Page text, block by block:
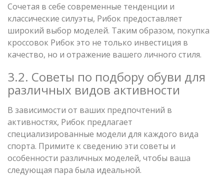
Сочетая в себе современные тенденции и
классические силуэты, Рибок предоставляет
широкий выбор моделей. Таким образом, покупка
кроссовок Рибок это не только инвестиция в
качество, но и отражение вашего личного стиля.
3.2. Советы по подбору обуви для
различных видов активности
В зависимости от ваших предпочтений в
активностях, Рибок предлагает
специализированные модели для каждого вида
спорта. Примите к сведению эти советы и
особенности различных моделей, чтобы ваша
следующая пара была идеальной.